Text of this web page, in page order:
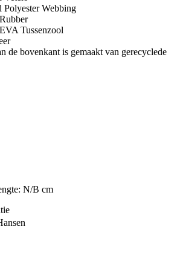
Polyester Webbing
Tussenzool
de bovenkant is gemaakt van gerecyclede
N/B cm